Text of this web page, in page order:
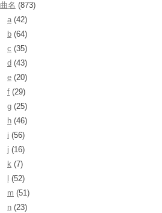
曲名 (873)
a (42)
b (64)
c (35)
d (43)
e (20)
f (29)
g (25)
h (46)
i (56)
j (16)
k (7)
(52)
m (51)
n (23)